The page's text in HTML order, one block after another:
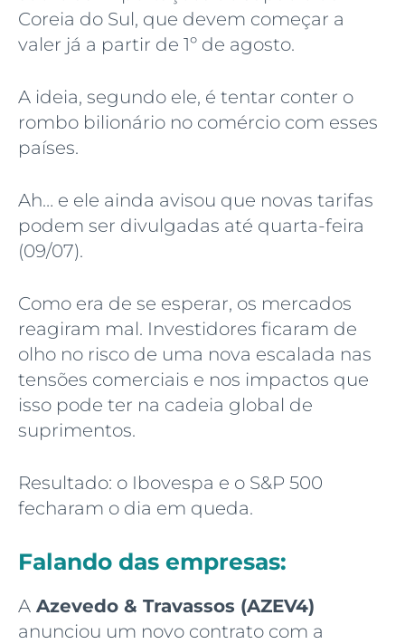
Coreia do Sul, que devem começar a
valer já a partir de 1º de agosto.
A ideia, segundo ele, é tentar conter o
rombo bilionário no comércio com esses
países.
Ah… e ele ainda avisou que novas tarifas
podem ser divulgadas até quarta-feira
(09/07).
Como era de se esperar, os mercados
reagiram mal. Investidores ficaram de
olho no risco de uma nova escalada nas
tensões comerciais e nos impactos que
isso pode ter na cadeia global de
suprimentos.
Resultado: o Ibovespa e o S&P 500
fecharam o dia em queda.
Falando das empresas:
A Azevedo & Travassos (AZEV4)
anunciou um novo contrato com a